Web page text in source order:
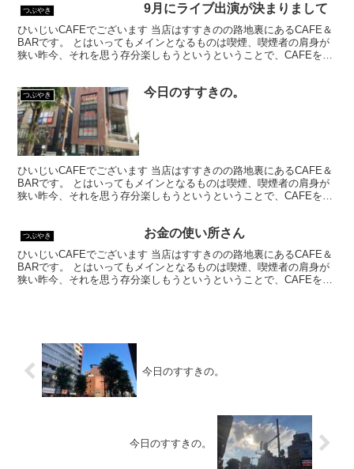
つぶやき 9月にライブ出演が決まりまして
ひいじいCAFEでございます 当店はすすきのの路地裏にあるCAFE＆
BARです。 とはいってもメインとなるものは喫煙、喫煙者の肩身が
狭い昨今、それを思う存分楽しもうというということで、CAFEを名
つぶやき 今日のすすきの。
ひいじいCAFEでございます 当店はすすきのの路地裏にあるCAFE＆
BARです。 とはいってもメインとなるものは喫煙、喫煙者の肩身が
狭い昨今、それを思う存分楽しもうというということで、CAFEを名
つぶやき お金の使い所さん
ひいじいCAFEでございます 当店はすすきのの路地裏にあるCAFE＆
BARです。 とはいってもメインとなるものは喫煙、喫煙者の肩身が
狭い昨今、それを思う存分楽しもうというということで、CAFEを名
今日のすすきの。
今日のすすきの。